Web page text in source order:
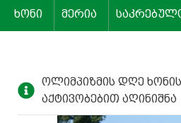
ხონი მერია
ოლიმპიზმის დღე
აქტივობებით აღინიშნა